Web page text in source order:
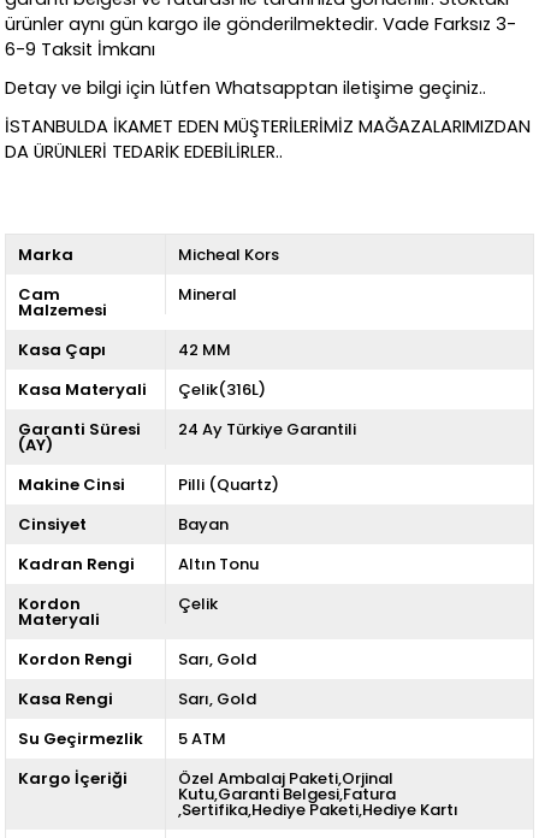
ürünler aynı gün kargo ile gönderilmektedir. Vade Farksız 3-
6-9 Taksit İmkanı
Detay ve bilgi için lütfen Whatsapptan iletişime geçiniz..
İSTANBULDA İKAMET EDEN MÜŞTERİLERİMİZ MAĞAZALARIMIZDAN
DA ÜRÜNLERİ TEDARİK EDEBİLİRLER..
Marka
Micheal Kors
Cam
Malzemesi
Mineral
Kasa Çapı
42 MM
Kasa Materyali
Çelik(316L)
Garanti Süresi
(AY)
24 Ay Türkiye Garantili
Makine Cinsi
Pilli (Quartz)
Cinsiyet
Bayan
Kadran Rengi
Altın Tonu
Kordon
Materyali
Çelik
Kordon Rengi Sarı Gold
Kasa Rengi
Sarı Gold
Su Geçirmezlik
5 ATM
Kargo İçeriği
Özel Ambalaj Paketi,Orjinal
Kutu,Garanti Belgesi,Fatura
,Sertifika,Hediye Paketi,Hediye Kartı